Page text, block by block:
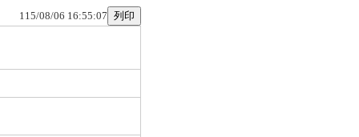
115/08/06 16:55:07